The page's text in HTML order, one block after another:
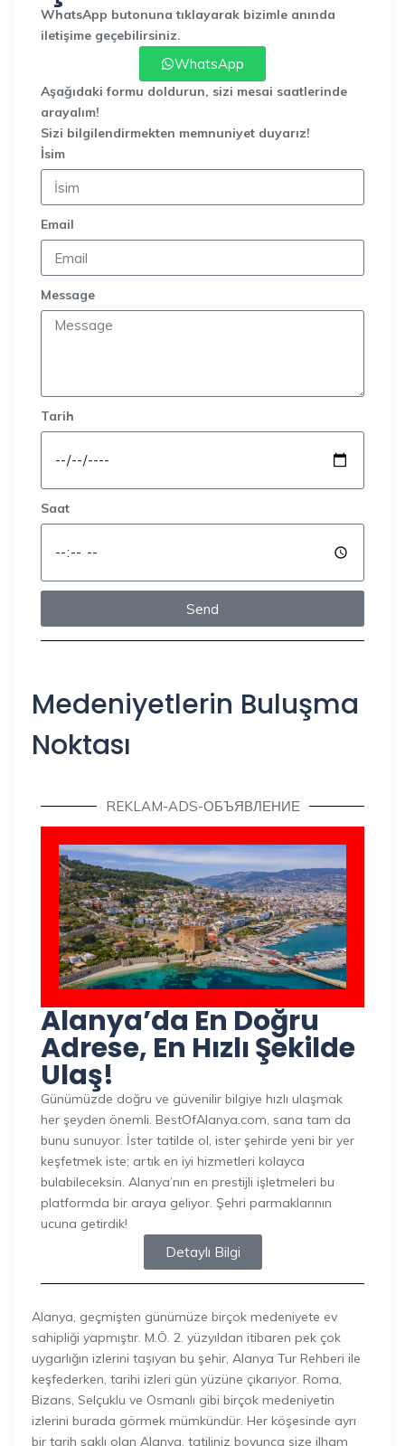
WhatsApp butonuna tıklayarak bizimle anında
iletişime geçebilirsiniz.
WhatsApp
Aşağıdaki formu doldurun, sizi mesai saatlerinde
arayalım!
Sizi bilgilendirmekten memnuniyet duyarız!
İsim
Email
Message
Tarih
Saat
Send
Medeniyetlerin Buluşma
Noktası
REKLAM-ADS-ОБЪЯВЛЕНИЕ
Alanya’da En Doğru
Adrese, En Hızlı Şekilde
Ulaş!
Günümüzde doğru ve güvenilir bilgiye hızlı ulaşmak
her şeyden önemli. BestOfAlanya.com, sana tam da
bunu sunuyor. İster tatilde ol, ister şehirde yeni bir yer
keşfetmek iste; artık en iyi hizmetleri kolayca
bulabileceksin. Alanya’nın en prestijli işletmeleri bu
platformda bir araya geliyor. Şehri parmaklarının
ucuna getirdik!
Detaylı Bilgi
Alanya, geçmişten günümüze birçok medeniyete ev
sahipliği yapmıştır. M.Ö. 2. yüzyıldan itibaren pek çok
uygarlığın izlerini taşıyan bu şehir, Alanya Tur Rehberi ile
keşfederken, tarihi izleri gün yüzüne çıkarıyor. Roma,
Bizans, Selçuklu ve Osmanlı gibi birçok medeniyetin
izlerini burada görmek mümkündür. Her köşesinde ayrı
bir tarih saklı olan Alanya, tatiliniz boyunca size ilham